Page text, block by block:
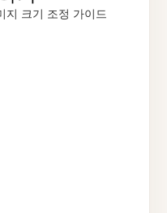
지 크기 조정 가이드